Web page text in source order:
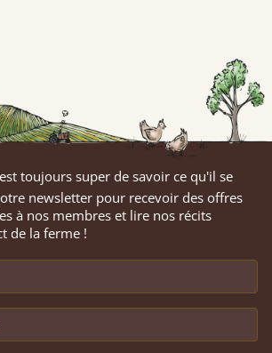
toujours super de savoir ce qu'il se
newsletter pour recevoir des offres
à nos membres et lire nos récits
de la ferme !